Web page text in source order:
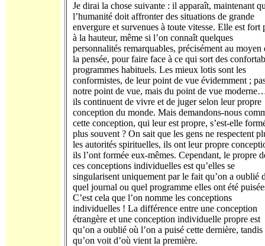
Je dirai la chose suivante : il apparaît, maintenant
l’humanité doit affronter des situations de grande
envergure et survenues à toute vitesse. Elle est fort
à la hauteur, même si l’on connaît quelques
personnalités remarquables, précisément au moyen
la pensée, pour faire face à ce qui sort des
programmes habituels. Les mieux lotis sont les
conformistes, de leur point de vue évidemment ;
notre point de vue, mais du point de vue
ils continuent de vivre et de juger selon leur propre
conception du monde. Mais demandons-nous
cette conception, qui leur est propre, s’est-elle
plus souvent ? On sait que les gens ne respectent
les autorités spirituelles, ils ont leur propre
ils l’ont formée eux-mêmes. Cependant, le propre
ces conceptions individuelles est qu’elles se
singularisent uniquement par le fait qu’on a oublié
quel journal ou quel programme elles ont été
C’est cela que l’on nomme les conceptions
individuelles ! La différence entre une conception
étrangère et une conception individuelle propre est
qu’on a oublié où l’on a puisé cette dernière, tandis
qu’on voit d’où vient la première.